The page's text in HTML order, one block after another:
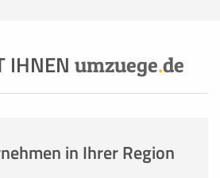
IHNEN umzuege.de
in Ihrer Region